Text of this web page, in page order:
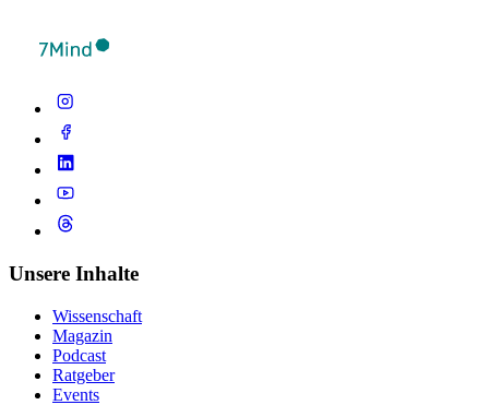
Unsere Inhalte
Wissenschaft
Magazin
Podcast
Ratgeber
Events